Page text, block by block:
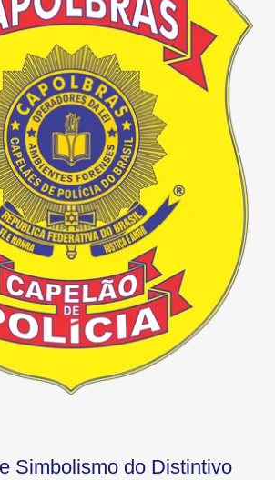
Simbolismo do Distintivo